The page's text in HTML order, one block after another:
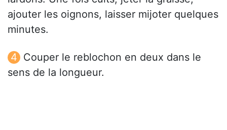
ajouter les oignons, laisser mijoter quelques
minutes.
Couper le reblochon en deux dans le
sens de la longueur.